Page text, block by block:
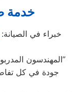
خدمة
“خبراء في الصيانة:
“المهندسون المدربون: صيانة كلفينيتور بيد خبراء في الميدان”